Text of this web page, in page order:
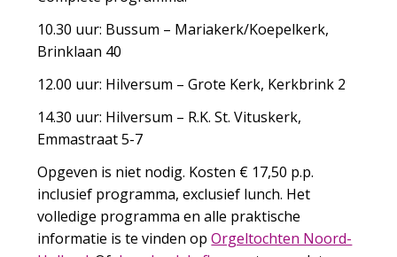
10.30 uur: Bussum – Mariakerk/Koepelkerk,
Brinklaan 40
12.00 uur: Hilversum – Grote Kerk, Kerkbrink 2
14.30 uur: Hilversum – R.K. St. Vituskerk,
Emmastraat 5-7
Opgeven is niet nodig. Kosten € 17,50 p.p.
inclusief programma, exclusief lunch. Het
volledige programma en alle praktische
informatie is te vinden opOrgeltochten Noord-